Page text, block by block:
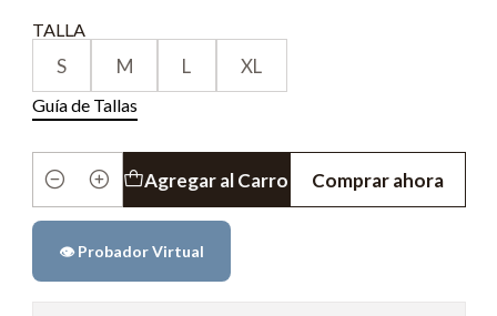
TALLA
S M L XL
Guía de Tallas
Cantidad
Agregar al Carro Comprar ahora
👁️ Probador Virtual